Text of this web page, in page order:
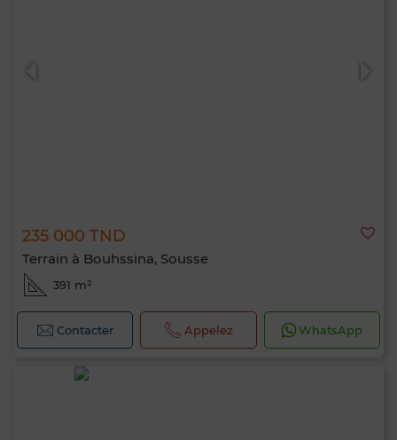
235 000 TND
Terrain à Bouhssina, Sousse
391 m²
Contacter Appelez WhatsApp